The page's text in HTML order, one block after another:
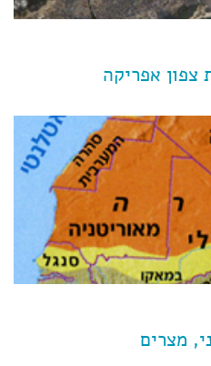
אפריקה
מצרים